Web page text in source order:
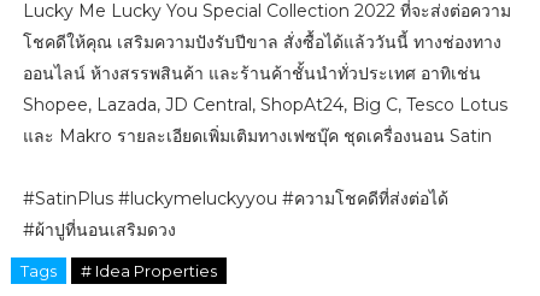
Lucky Me Lucky You Special Collection 2022 ที่จะส่งต่อความ
โชคดีให้คุณ เสริมความปังรับปีขาล สั่งซื้อได้แล้ววันนี้ ทางช่องทาง
ออนไลน์ ห้างสรรพสินค้า และร้านค้าชั้นนำทั่วประเทศ อาทิเช่น
Shopee, Lazada, JD Central, ShopAt24, Big C, Tesco Lotus
และ Makro รายละเอียดเพิ่มเติมทางเฟซบุ๊ค ชุดเครื่องนอน Satin
#SatinPlus #luckymeluckyyou #ความโชคดีที่ส่งต่อได้
#ผ้าปูที่นอนเสริมดวง
Tags # Idea Properties